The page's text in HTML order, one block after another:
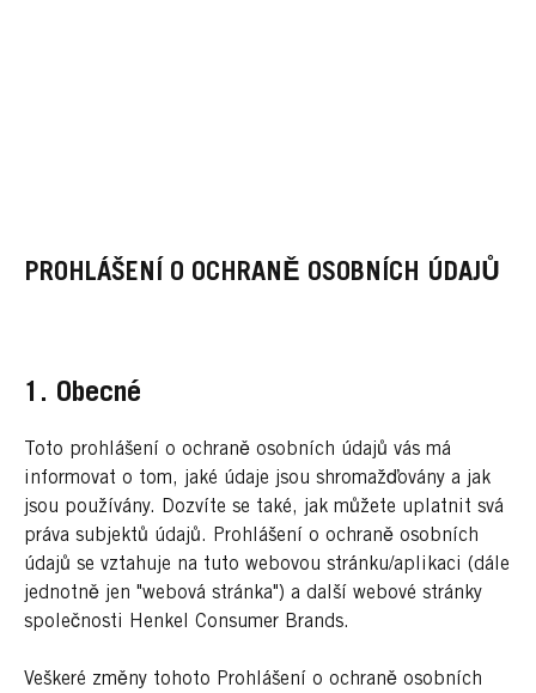
PROHLÁŠENÍ O OCHRANĚ OSOBNÍCH ÚDAJŮ
1. Obecné
Toto prohlášení o ochraně osobních údajů vás má
informovat o tom, jaké údaje jsou shromažďovány a jak
jsou používány. Dozvíte se také, jak můžete uplatnit svá
práva subjektů údajů. Prohlášení o ochraně osobních
údajů se vztahuje na tuto webovou stránku/aplikaci (dále
jednotně jen "webová stránka") a další webové stránky
společnosti Henkel Consumer Brands.
Veškeré změny tohoto Prohlášení o ochraně osobních